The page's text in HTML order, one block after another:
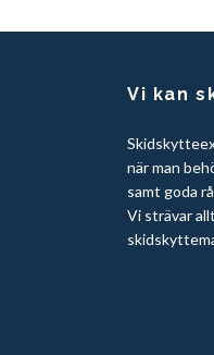
Vi kan
när man
samt goda
Vi strävar